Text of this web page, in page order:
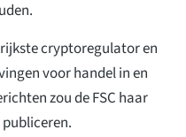
cryptoregulator en
voor handel in en
zou de FSC haar